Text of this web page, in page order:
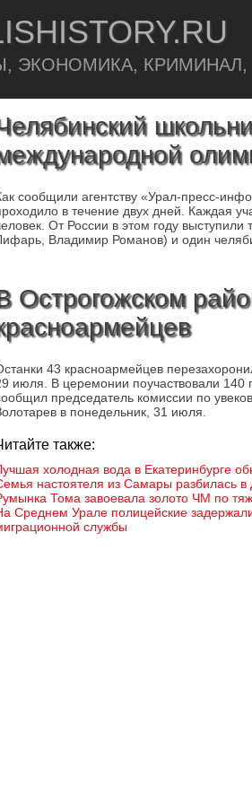
ЭКОНОМИКА,
сообщили агентству «Урал-пресс-
в течение двух дней. Каждая
От России в этом году
Владимир Романов) и один
Острогожском
43 красноармейцев
июля. В церемонии поучаствовали
председатель комиссии по
в понедельник, 31 июля.
также:
холодная вода в Екатеринбурге
настоятеля из Самары разбилась
Тома завоевала золото ЧМ по
Среднем Урале полицейские
службы